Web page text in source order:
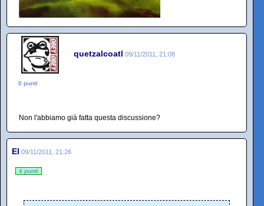
quetzalcoatl 09/11/2011, 21:08
0 punti
Non l'abbiamo già fatta questa discussione?
El 09/11/2011, 21:26
4 punti